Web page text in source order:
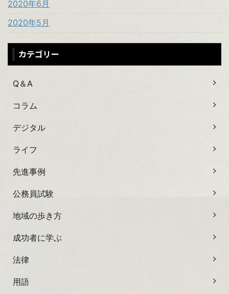
2020年6月
2020年5月
カテゴリー
Q＆A
コラム
デジタル
ライフ
先進事例
公務員試験
地域の歩き方
成功者に学ぶ
法律
用語